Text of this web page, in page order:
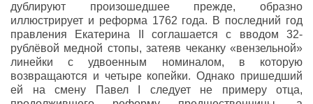
дублируют произошедшее прежде, образно
иллюстрирует и реформа 1762 года. В последний год
правления Екатерина II соглашается с вводом 32-
рублёвой медной стопы, затеяв чеканку «вензельной»
линейки с удвоенным номиналом, в которую
возвращаются и четыре копейки. Однако пришедший
ей на смену Павел I следует не примеру отца,